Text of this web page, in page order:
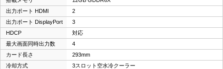
出力ポート HDMI
2
出力ポート DisplayPort
3
HDCP
対応
最大画面同時出力数
4
カード長さ
293mm
冷却方式
3スロット空水冷クーラー